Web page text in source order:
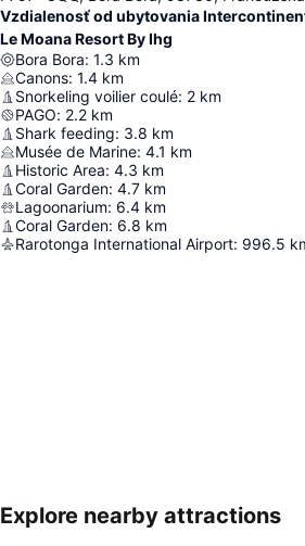
Vzdialenosť od ubytovania
Le Moana Resort By Ihg
Bora Bora: 1.3 km
Canons: 1.4 km
Snorkeling voilier coulé: 2 km
PAGO: 2.2 km
Shark feeding: 3.8 km
Musée de Marine: 4.1 km
Historic Area: 4.3 km
Coral Garden: 4.7 km
Lagoonarium: 6.4 km
Coral Garden: 6.8 km
Rarotonga International Airport: 996.5
Explore nearby attractions